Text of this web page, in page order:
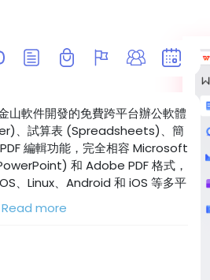
山軟件開發的免費跨平台辦公軟體
、試算表 (Spreadsheets)、簡
編輯功能，完全相容 Microsoft
和 Adobe PDF 格式，
、Linux、Android 和 iOS 等多平
高效，並整合 AI 功能，是許多用
Office 的熱門選擇。
www.wps-win.com
office，@wps官網 , @wps下
下載 , @wps中文
Read more